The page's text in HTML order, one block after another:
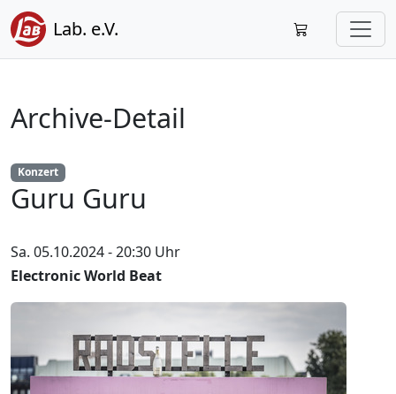
Lab. e.V.
Archive-Detail
Konzert
Guru Guru
Sa. 05.10.2024 - 20:30 Uhr
Electronic World Beat